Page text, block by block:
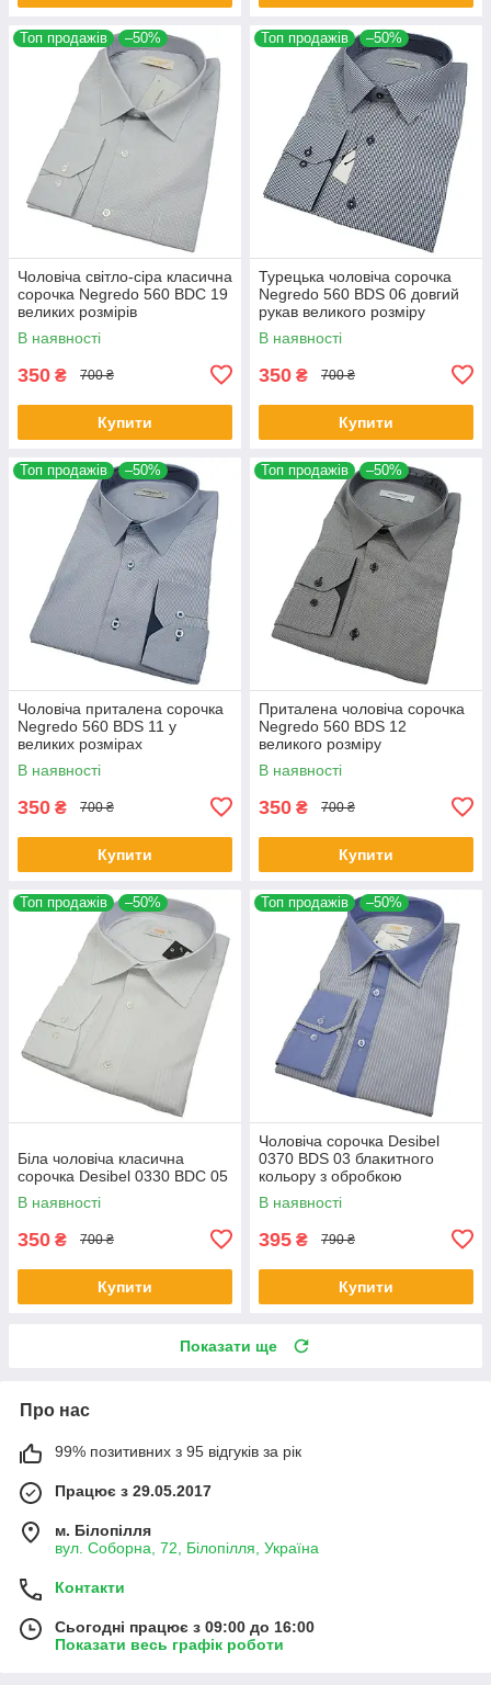
Топ продажів –50%
Чоловіча світло-сіра класична
сорочка Negredo 560 BDC 19
великих розмірів
В наявності
350 ₴ 700 ₴
Купити
Топ продажів –50%
Турецька чоловіча сорочка
Negredo 560 BDS 06 довгий
рукав великого розміру
В наявності
350 ₴ 700 ₴
Купити
Топ продажів –50%
Чоловіча приталена сорочка
Negredo 560 BDS 11 у
великих розмірах
В наявності
350 ₴ 700 ₴
Купити
Топ продажів –50%
Приталена чоловіча сорочка
Negredo 560 BDS 12
великого розміру
В наявності
350 ₴ 700 ₴
Купити
Топ продажів –50%
Біла чоловіча класична
сорочка Desibel 0330 BDC 05
В наявності
350 ₴ 700 ₴
Купити
Топ продажів –50%
Чоловіча сорочка Desibel
0370 BDS 03 блакитного
кольору з обробкою
В наявності
395 ₴ 790 ₴
Купити
Показати ще
Про нас
99% позитивних з 95 відгуків за рік
Працює з 29.05.2017
м. Білопілля
вул. Соборна, 72, Білопілля, Україна
Контакти
Сьогодні працює з 09:00 до 16:00
Показати весь графік роботи